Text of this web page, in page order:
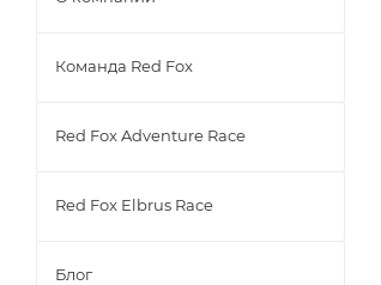
Команда Red Fox
Red Fox Adventure Race
Red Fox Elbrus Race
Блог